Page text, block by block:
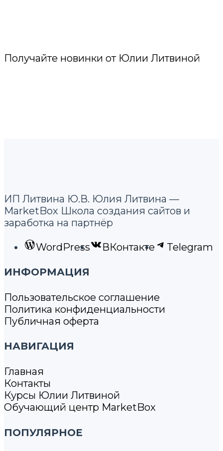
Получайте новинки от Юлии Литвиной
ИП Литвина Ю.В. Юлия Литвина —
MarketBox Школа создания сайтов и
заработка на партнёр
WordPress ВКонтакте Telegram
ИНФОРМАЦИЯ
Пользовательское соглашение
Политика конфиденциальности
Публичная оферта
НАВИГАЦИЯ
Главная
Контакты
Курсы Юлии Литвиной
Обучающий центр MarketBox
ПОПУЛЯРНОЕ